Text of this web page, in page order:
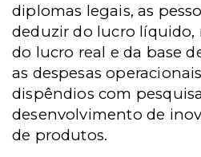
diplomas legais, as
deduzir do lucro líquido,
do lucro real e da base
as despesas
dispêndios com
desenvolvimento de
de produtos.